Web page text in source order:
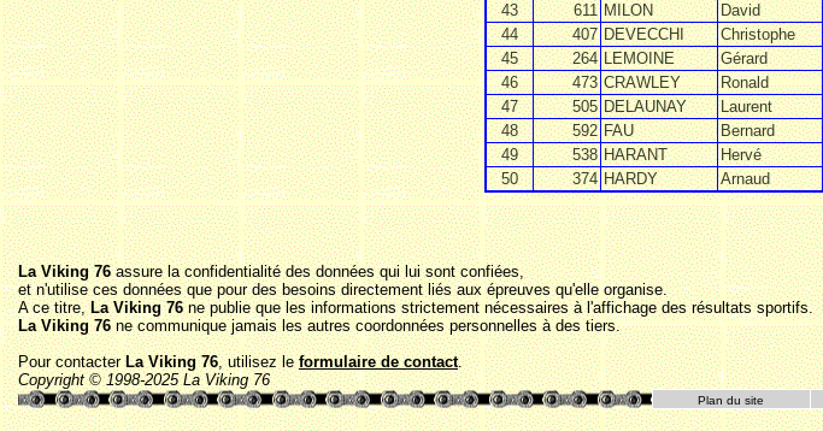
43
611 MILON David
44
407 DEVECCHI Christophe
45
264 LEMOINE Gérard
46
473 CRAWLEY Ronald
47
505 DELAUNAY Laurent
48
592 FAU Bernard
49
538 HARANT Hervé
50
374 HARDY Arnaud
La Viking 76assure la confidentialité des données qui lui sont confiées,
et n'utilise ces données que pour des besoins directement liés aux épreuves qu'elle organise.
A ce titre,La Viking 76ne publie que les informations strictement nécessaires à l'affichage des résultats sportifs.
La Viking 76ne communique jamais les autres coordonnées personnelles à des tiers.
Pour contacterLa Viking 76, utilisez leformulaire de contact.
Copyright © 1998-2025 La Viking 76
Plan du site